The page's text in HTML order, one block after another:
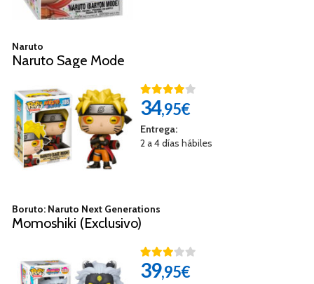
Naruto
Naruto Sage Mode
34,95€
Entrega:
2 a 4 días hábiles
Boruto: Naruto Next Generations
Momoshiki (Exclusivo)
39,95€